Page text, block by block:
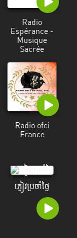
Radio
Espérance -
Musique
Sacrée
Radio ofci
France
ភ្ញៀវប្រចាំថ្ងៃ